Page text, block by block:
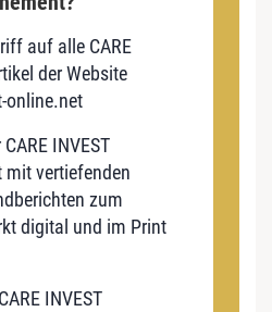
auf alle CARE
der Website
online.net
INVEST
vertiefenden
zum
digital und im Print
INVEST